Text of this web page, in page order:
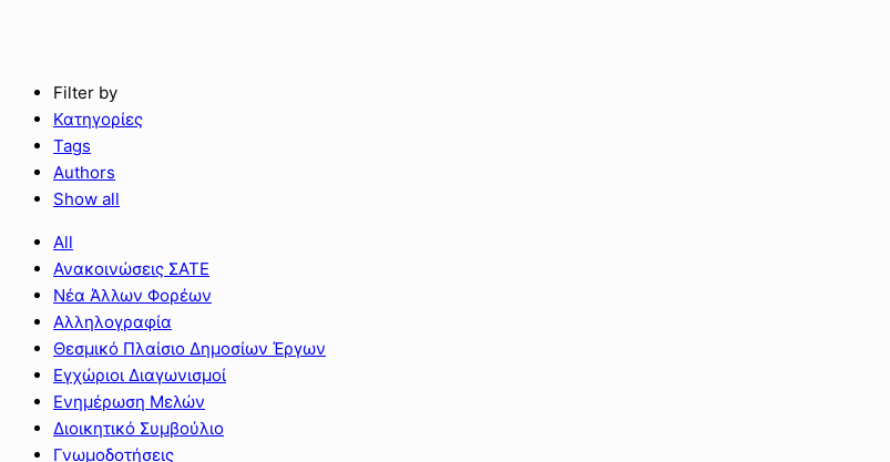
Filter by
Κατηγορίες
Tags
Authors
Show all
All
Ανακοινώσεις ΣΑΤΕ
Νέα Άλλων Φορέων
Αλληλογραφία
Θεσμικό Πλαίσιο Δημοσίων Έργων
Εγχώριοι Διαγωνισμοί
Ενημέρωση Μελών
Διοικητικό Συμβούλιο
Γνωμοδοτήσεις